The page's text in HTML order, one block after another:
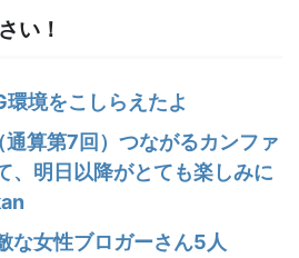
い！
境をこしらえたよ
算第7回）つながるカンファ
、明日以降がとても楽しみに
な女性ブロガーさん5人